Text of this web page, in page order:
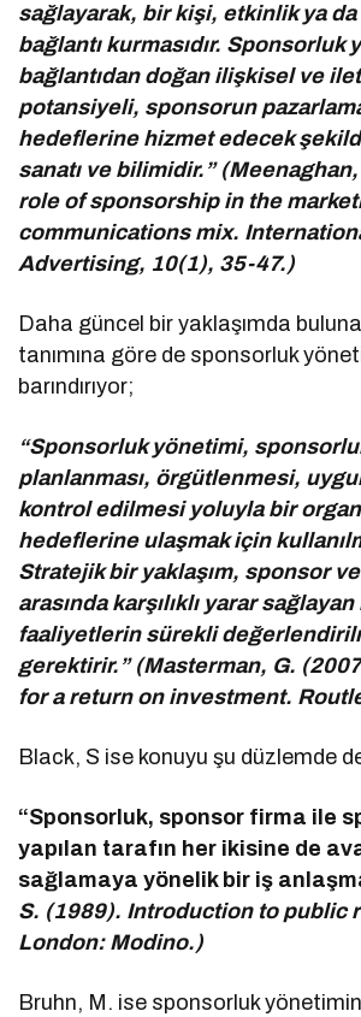
sağlayarak, bir kişi, etkinlik ya
bağlantı kurmasıdır. Sponsorluk
bağlantıdan doğan ilişkisel ve
potansiyeli, sponsorun
hedeflerine hizmet edecek
sanatı ve bilimidir.”
role of sponsorship in the
communications mix.
Advertising, 10(1), 35-47.)
Daha güncel bir yaklaşımda
tanımına göre de sponsorluk
barındırıyor;
“Sponsorluk yönetimi,
planlanması, örgütlenmesi,
kontrol edilmesi yoluyla bir
hedeflerine ulaşmak için
Stratejik bir yaklaşım, sponsor
arasında karşılıklı yarar
faaliyetlerin sürekli
gerektirir.” (Masterman, G.
for a return on investment.
Black, S ise konuyu şu düzlemde
“Sponsorluk, sponsor firma ile
yapılan tarafın her ikisine de
sağlamaya yönelik bir iş
S. (1989). Introduction to public
London: Modino.)
Bruhn, M. ise sponsorluk